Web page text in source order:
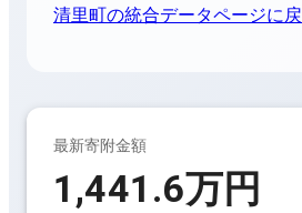
清里町の統合データページに
最新寄附金額
1,441.6万円